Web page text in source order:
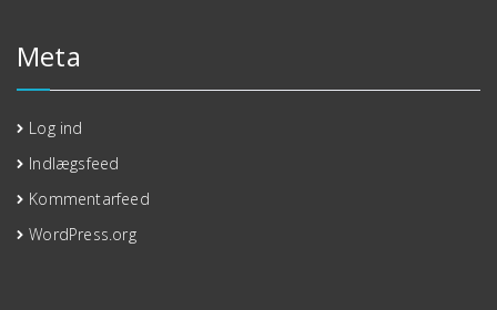
Meta
Log ind
Indlægsfeed
Kommentarfeed
WordPress.org